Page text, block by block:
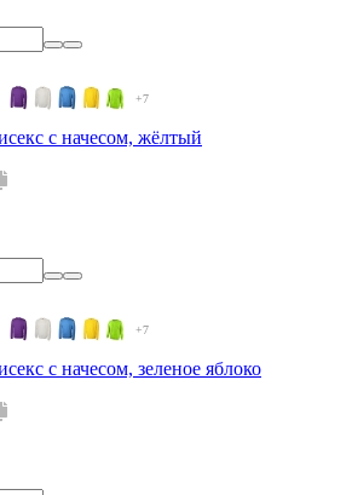
+7
с начесом, жёлтый
+7
с начесом, зеленое яблоко